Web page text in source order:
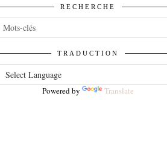
RECHERCHE
TRADUCTION
Powered by Translate